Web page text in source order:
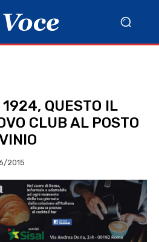
QUESTO IL
CLUB AL POSTO
2015